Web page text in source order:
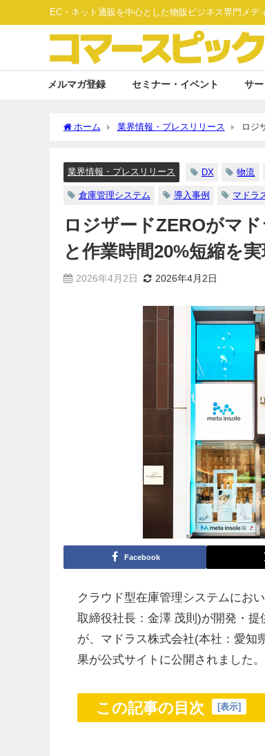
EC・ネット通販を中心とした物販ビジネス専門メデ
メルマガ登録 セミナー・イベント サ
ホーム 業界情報・プレスリリース ロジ
業界情報・プレスリリース DX 物流
倉庫管理システム 導入事例 マドラ
ロジザードZEROがマ
と作業時間20%短縮を実
2026年4月2日 2026年4月2日
Facebook
クラウド型在庫管理システムにお
取締役社長：金澤 茂則)が開発・提
が、マドラス株式会社(本社：愛知
果が公式サイトに公開されました。
この記事の目次 [表示]